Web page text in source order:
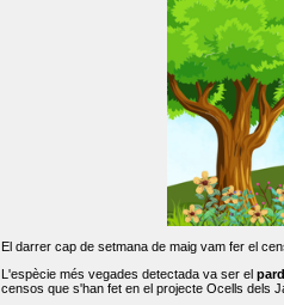
El darrer cap de setmana de maig vam fer el
L'espècie més vegades detectada va ser el
censos que s'han fet en el projecte Ocells dels